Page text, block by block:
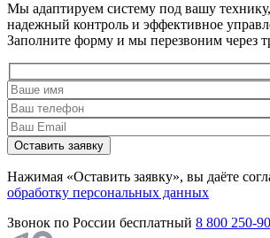
Мы адаптируем систему под вашу
надежный контроль и эффективное
Заполните форму и мы перезвоним через
Нажимая «Оставить заявку», вы даёте
обработку персональных данных
Звонок по России бесплатный 8 800 250-